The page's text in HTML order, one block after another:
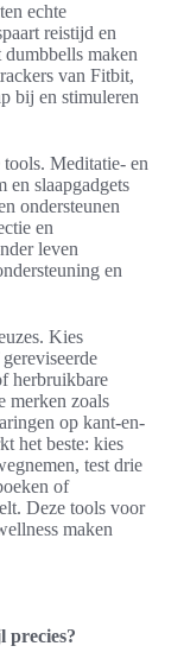
echte
reistijd en
dumbbells maken
van Fitbit,
bij en stimuleren
Meditatie- en
en slaapgadgets
ondersteunen
en
leven
en
Kies
herbruikbare
merken zoals
op kant-en-
het beste: kies
test drie
of
Deze tools voor
maken
precies?